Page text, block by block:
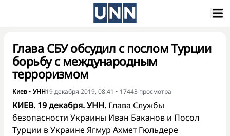
Глава СБУ обсудил с послом Турции
борьбу с международным
терроризмом
Киев • УНН19 декабря 2019, 08:41 • 17443 просмотра
КИЕВ. 19 декабря. УНН. Глава Службы
безопасности Украины Иван Баканов и Посол
Турции в Украине Ягмур Ахмет Гюльдере